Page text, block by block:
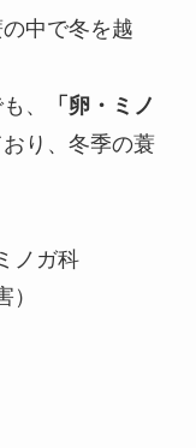
中で冬を越
、
「卵・ミノ
り、冬季の蓑
ノガ科